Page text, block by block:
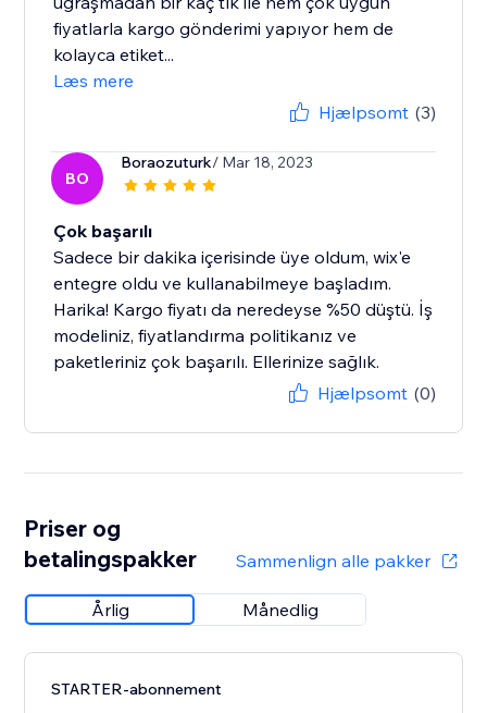
fiyatlarla kargo gönderimi yapıyor hem de
kolayca etiket...
Læs mere
Hjælpsomt (3)
BO
Boraozuturk/ Mar 18, 2023
Çok başarılı
Sadece bir dakika içerisinde üye oldum, wix'e
entegre oldu ve kullanabilmeye başladım.
Harika! Kargo fiyatı da neredeyse %50 düştü. İş
modeliniz, fiyatlandırma politikanız ve
paketleriniz çok başarılı. Ellerinize sağlık.
Hjælpsomt (0)
Priser og
betalingspakker
Sammenlign alle pakker
Årlig Månedlig
STARTER-abonnement